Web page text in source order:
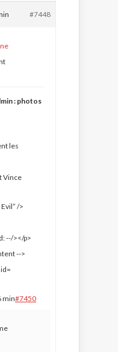
#7448
: photos
les
Vince
/>
min#7450